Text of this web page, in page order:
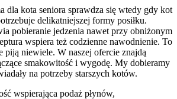
dla kota seniora sprawdza się wtedy gdy kot
delikatniejszej formy posiłku.
pobieranie jedzenia nawet przy obniżonym
wspiera też codzienne nawodnienie. To
piją niewiele. W naszej ofercie znajdą
smakowitość i wygodę. My dobieramy
na potrzeby starszych kotów.
wspierająca podaż płynów,